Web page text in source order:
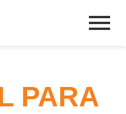
PARA